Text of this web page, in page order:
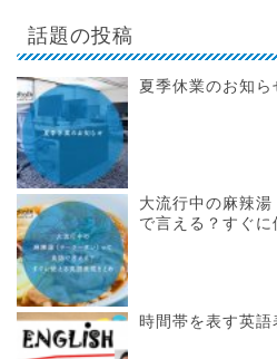
話題の投稿
夏季休業のお知ら
大流行中の麻辣
で言える？すぐ
時間帯を表す英語